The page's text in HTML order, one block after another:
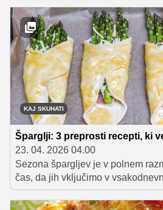
obrokov, ki nas nasitijo, hkrati pa
lažje prenašamo.
KAJ SKUHATI
Šparglji: 3 preprosti recepti, ki
23. 04. 2026 04.00
Sezona špargljev je v polnem
čas, da jih vključimo v
smo tri preproste recepte, ki
okusne zvitke s pršutom in hitro